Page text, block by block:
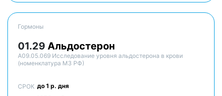
Гормоны
01.29 Альдостерон
A09.05.069 Исследование уровня альдостерона в крови
(номенклатура МЗ РФ)
СРОК до 1 р. дня